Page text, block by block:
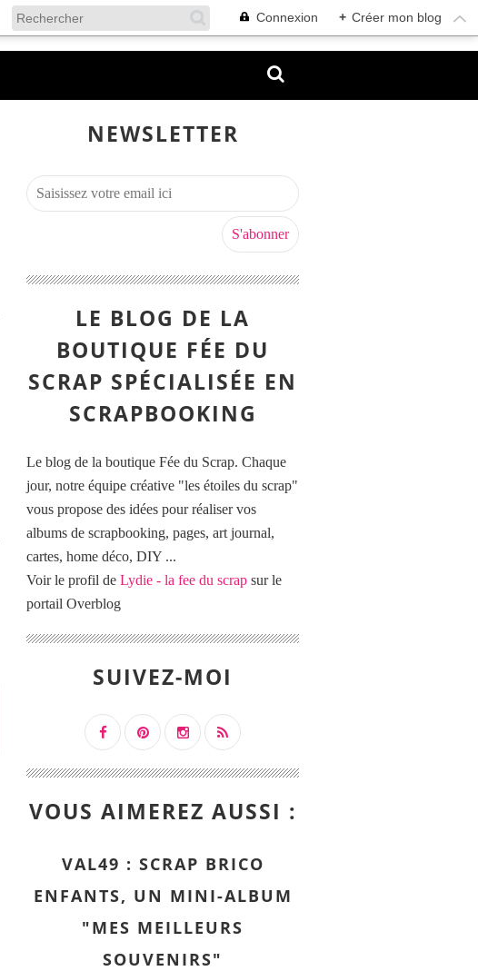
Connexion + Créer mon blog
NEWSLETTER
LE BLOG DE LA
BOUTIQUE FÉE DU
SCRAP SPÉCIALISÉE EN
SCRAPBOOKING
Le blog de la boutique Fée du Scrap. Chaque
jour, notre équipe créative "les étoiles du scrap"
vous propose des idées pour réaliser vos
albums de scrapbooking, pages, art journal,
cartes, home déco, DIY ...
Voir le profil de Lydie - la fee du scrap sur le
portail Overblog
SUIVEZ-MOI
VOUS AIMEREZ AUSSI :
VAL49 : SCRAP BRICO
ENFANTS, UN MINI-ALBUM
"MES MEILLEURS
SOUVENIRS"